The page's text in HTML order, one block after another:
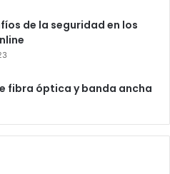
de la seguridad en los
fibra óptica y banda ancha